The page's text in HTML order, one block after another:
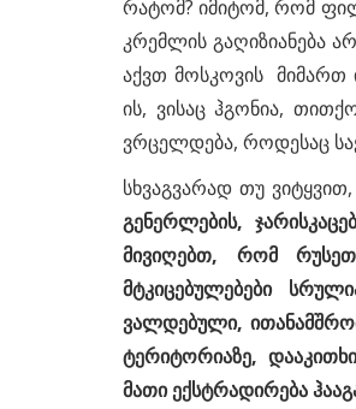
რატომ? იმიტომ, რომ
კრემლის გაღიზიანება
აქვთ მოსკოვის
ის, ვისაც ჰგონია,
ვრცელდება, როდესაც
სხვაგვარად თუ
გენერლების,
მივიღებთ, რომ
მტკიცებულებები
ვალდებული,
ტერიტორიაზე,
მათი ექსტრადირება